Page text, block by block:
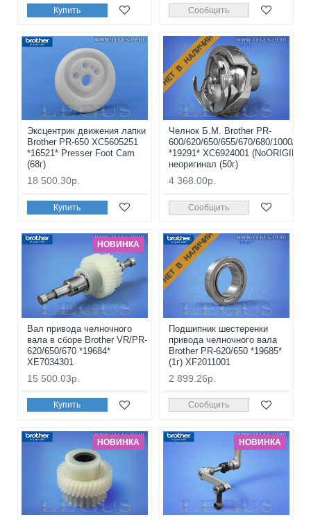
Купить Сообщить
Эксцентрик движения лапки
Brother PR-650 XC5605251
*16521* Presser Foot Cam
(68г)
18 500.30р.
Купить
НЕТ В НАЛИЧИИ
Челнок Б.М. Brother PR-
600/620/650/655/670/680/1000/
*19291* XC6924001 (NoORIGINAL)
неоригинал (50г)
4 368.00р.
Сообщить
НОВИНКА
Вал привода челночного
вала в сборе Brother VR/PR-
620/650/670 *19684*
XE7034301
15 500.03р.
Купить
НЕТ В НАЛИЧИИ
Подшипник шестеренки
привода челночного вала
Brother PR-620/650 *19685*
(1г) XF2011001
2 899.26р.
Сообщить
НОВИНКА НОВИНКА